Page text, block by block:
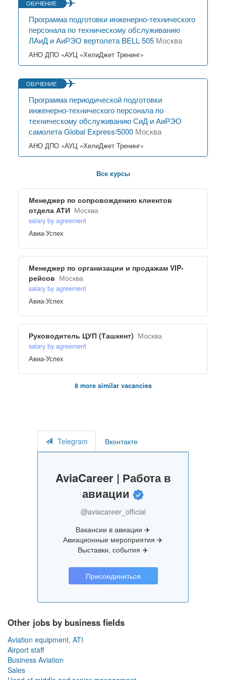
ОБУЧЕНИЕ
Программа подготовки инженерно-технического
персонала по техническому обслуживанию
ЛАиД и АиРЭО вертолета BELL 505 Москва
АНО ДПО «АУЦ «ХелиДжет Тренинг»
ОБУЧЕНИЕ
Программа периодической подготовки
инженерно-технического персонала по
техническому обслуживанию СиД и АиРЭО
самолета Global Express/5000 Москва
АНО ДПО «АУЦ «ХелиДжет Тренинг»
Все курсы
Менеджер по сопровождению клиентов
отдела АТИ Москва
salary by agreement
Авиа-Успех
Менеджер по организации и продажам VIP-
рейсов Москва
salary by agreement
Авиа-Успех
Руководитель ЦУП (Ташкент) Москва
salary by agreement
Авиа-Успех
8 more similar vacancies
Telegram Вконтакте
AviaCareer | Работа в
авиации
@aviacareer_official
Вакансии в авиации ✈️
Авиационные мероприятия ✈️
Выставки, события ✈️
Присоединиться
Other jobs by business fields
Aviation equipment, ATI
Airport staff
Business Aviation
Sales